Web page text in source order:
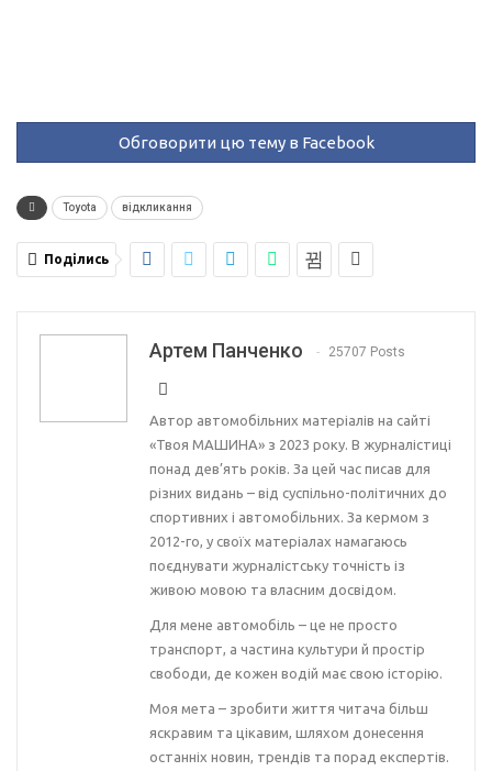
Обговорити цю тему в Facebook
Toyota відкликання
Поділись
Артем Панченко 25707 Posts
Автор автомобільних матеріалів на сайті
«Твоя МАШИНА» з 2023 року. В журналістиці
понад дев’ять років. За цей час писав для
різних видань – від суспільно-політичних до
спортивних і автомобільних. За кермом з
2012-го, у своїх матеріалах намагаюсь
поєднувати журналістську точність із
живою мовою та власним досвідом.
Для мене автомобіль – це не просто
транспорт, а частина культури й простір
свободи, де кожен водій має свою історію.
Моя мета – зробити життя читача більш
яскравим та цікавим, шляхом донесення
останніх новин, трендів та порад експертів.